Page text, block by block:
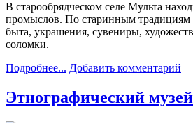
В старообрядческом селе Мульта
промыслов. По старинным традициям
быта, украшения, сувениры,
соломки.
Подробнее... Добавить комментарий
Этнографический